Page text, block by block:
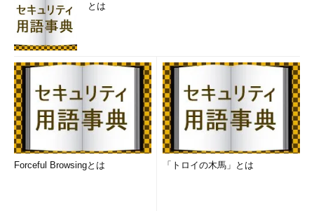
とは
Forceful Browsingとは 「トロイの木馬」とは